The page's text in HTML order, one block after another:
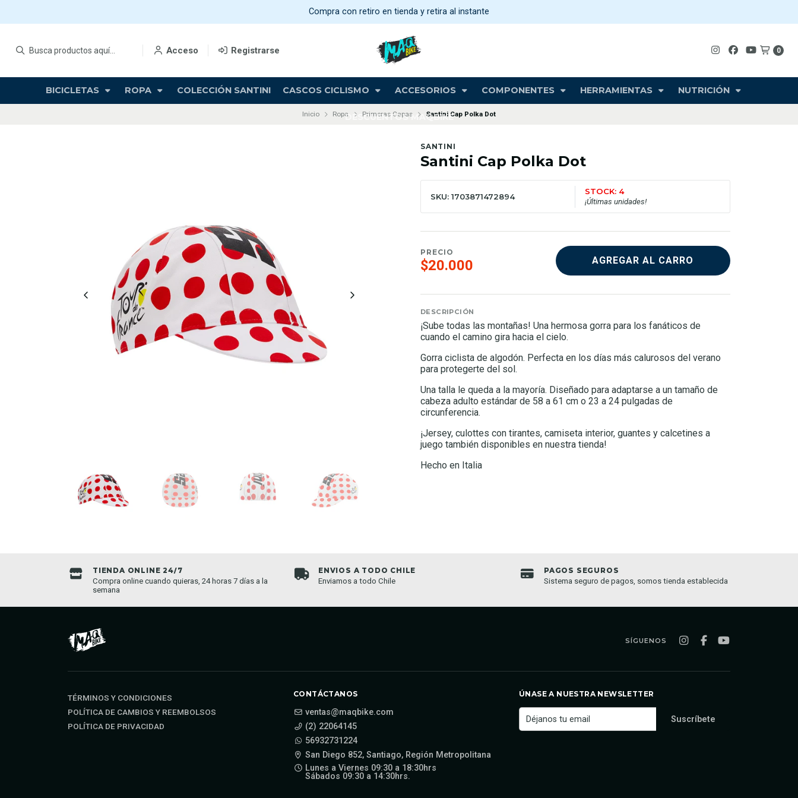
Acceso Registrarse 0
BICICLETAS ROPA COLECCIÓN SANTINI CASCOS CICLISMO ACCESORIOS COMPONENTES HERRAMIENTAS NUTRICIÓN
DESCUENTOS MAQBIKE
Compra con retiro en tienda y retira al instante
Inicio Ropa Primeras Capas Santini Cap Polka Dot
SANTINI
Santini Cap Polka Dot
SKU: 1703871472894
STOCK: 4
¡Últimas unidades!
PRECIO
$20.000 AGREGAR AL CARRO
DESCRIPCIÓN
¡Sube todas las montañas! Una hermosa gorra para los fanáticos de
cuando el camino gira hacia el cielo.
Gorra ciclista de algodón. Perfecta en los días más calurosos del verano
para protegerte del sol.
Una talla le queda a la mayoría. Diseñado para adaptarse a un tamaño de
cabeza adulto estándar de 58 a 61 cm o 23 a 24 pulgadas de
circunferencia.
¡Jersey, culottes con tirantes, camiseta interior, guantes y calcetines a
juego también disponibles en nuestra tienda!
Hecho en Italia
TIENDA ONLINE 24/7
Compra online cuando quieras, 24 horas 7 días a la
semana
ENVIOS A TODO CHILE
Enviamos a todo Chile
PAGOS SEGUROS
Sistema seguro de pagos, somos tienda establecida
SÍGUENOS
TÉRMINOS Y CONDICIONES
POLÍTICA DE CAMBIOS Y REEMBOLSOS
POLÍTICA DE PRIVACIDAD
CONTÁCTANOS
ventas@maqbike.com
(2) 22064145
56932731224
San Diego 852, Santiago, Región Metropolitana
Lunes a Viernes 09:30 a 18:30hrs
Sábados 09:30 a 14:30hrs.
ÚNASE A NUESTRA NEWSLETTER